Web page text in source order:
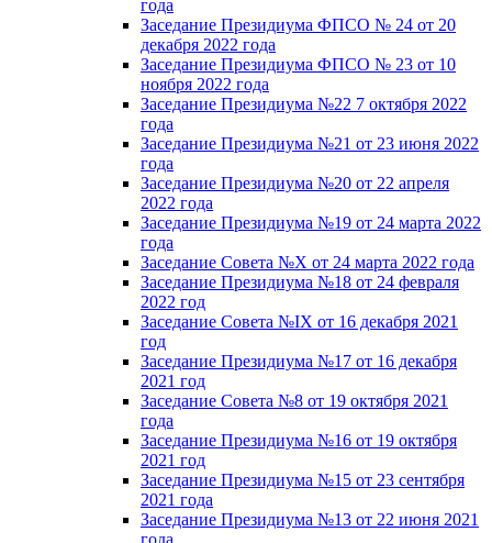
года
Заседание Президиума ФПСО № 24 от 20
декабря 2022 года
Заседание Президиума ФПСО № 23 от 10
ноября 2022 года
Заседание Президиума №22 7 октября 2022
года
Заседание Президиума №21 от 23 июня 2022
года
Заседание Президиума №20 от 22 апреля
2022 года
Заседание Президиума №19 от 24 марта 2022
года
Заседание Совета №X от 24 марта 2022 года
Заседание Президиума №18 от 24 февраля
2022 год
Заседание Совета №IX от 16 декабря 2021
год
Заседание Президиума №17 от 16 декабря
2021 год
Заседание Совета №8 от 19 октября 2021
года
Заседание Президиума №16 от 19 октября
2021 год
Заседание Президиума №15 от 23 сентября
2021 года
Заседание Президиума №13 от 22 июня 2021
года